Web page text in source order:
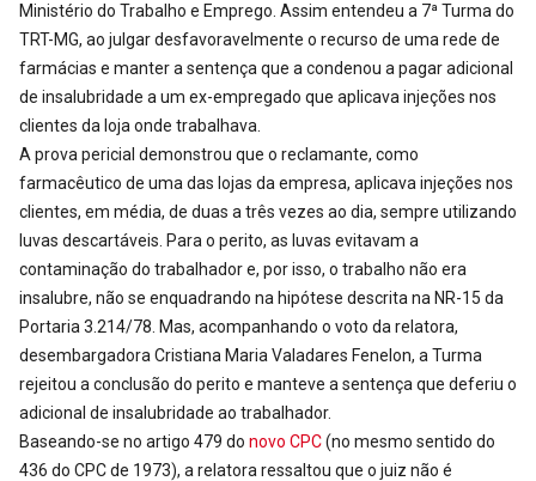
Ministério do Trabalho e Emprego. Assim entendeu a 7ª Turma do
TRT-MG, ao julgar desfavoravelmente o recurso de uma rede de
farmácias e manter a sentença que a condenou a pagar adicional
de insalubridade a um ex-empregado que aplicava injeções nos
clientes da loja onde trabalhava.
A prova pericial demonstrou que o reclamante, como
farmacêutico de uma das lojas da empresa, aplicava injeções nos
clientes, em média, de duas a três vezes ao dia, sempre utilizando
luvas descartáveis. Para o perito, as luvas evitavam a
contaminação do trabalhador e, por isso, o trabalho não era
insalubre, não se enquadrando na hipótese descrita na NR-15 da
Portaria 3.214/78. Mas, acompanhando o voto da relatora,
desembargadora Cristiana Maria Valadares Fenelon, a Turma
rejeitou a conclusão do perito e manteve a sentença que deferiu o
adicional de insalubridade ao trabalhador.
Baseando-se no artigo 479 do novo CPC(no mesmo sentido do
436 do CPC de 1973), a relatora ressaltou que o juiz não é